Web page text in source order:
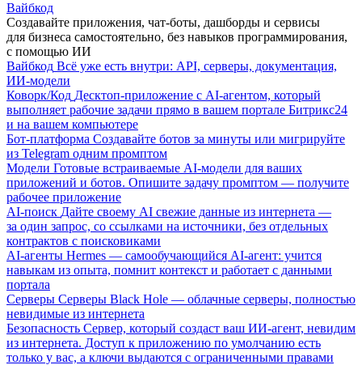
Вайбкод
Создавайте приложения, чат-боты, дашборды и сервисы
для бизнеса самостоятельно, без навыков программирования,
с помощью ИИ
Вайбкод Всё уже есть внутри: API, серверы, документация,
ИИ-модели
Коворк/Код Десктоп-приложение с AI-агентом, который
выполняет рабочие задачи прямо в вашем портале Битрикс24
и на вашем компьютере
Бот-платформа Создавайте ботов за минуты или мигрируйте
из Telegram одним промптом
Модели Готовые встраиваемые AI-модели для ваших
приложений и ботов. Опишите задачу промптом — получите
рабочее приложение
AI-поиск Дайте своему AI свежие данные из интернета —
за один запрос, со ссылками на источники, без отдельных
контрактов с поисковиками
AI-агенты Hermes — самообучающийся AI-агент: учится
навыкам из опыта, помнит контекст и работает с данными
портала
Серверы Серверы Black Hole — облачные серверы, полностью
невидимые из интернета
Безопасность Сервер, который создаст ваш ИИ-агент, невидим
из интернета. Доступ к приложению по умолчанию есть
только у вас, а ключи выдаются с ограниченными правами